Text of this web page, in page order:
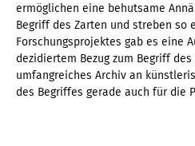
ermöglichen eine behutsame
Begriff des Zarten und streben so
Forschungsprojektes gab es eine
dezidiertem Bezug zum Begriff
umfangreiches Archiv an
des Begriffes gerade auch für die